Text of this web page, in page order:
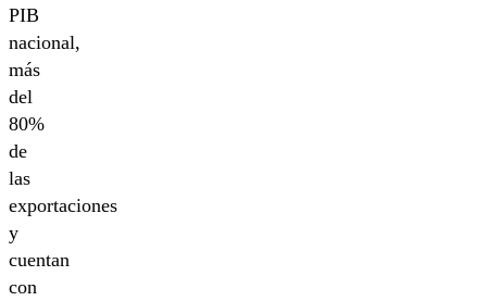
PIB
nacional,
más
del
80%
de
las
exportaciones
y
cuentan
con